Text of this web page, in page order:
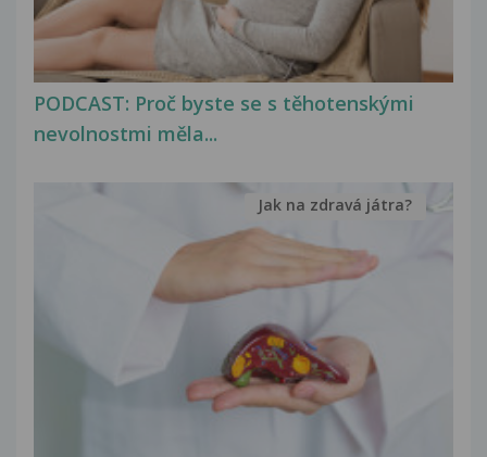
PODCAST: Proč byste se s těhotenskými
nevolnostmi měla...
Jak na zdravá játra?